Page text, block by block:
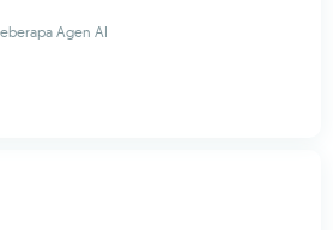
Agen AI